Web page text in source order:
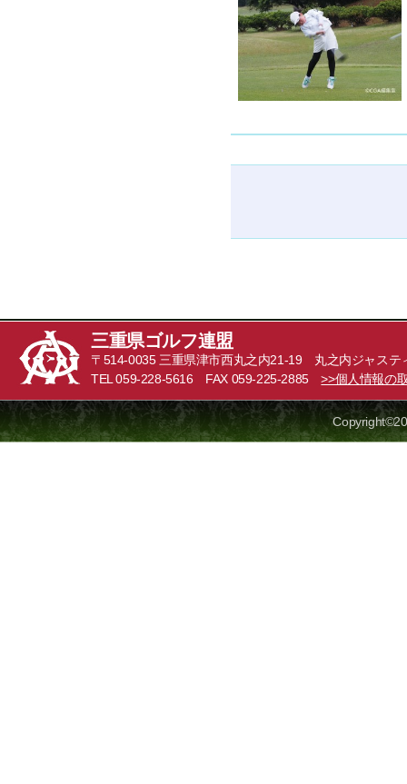
三重県ゴルフ連盟
〒514-0035 三重県津市西丸之内21-19 丸之内ジャステ
TEL 059-228-5616 FAX 059-225-2885>>個人情報の